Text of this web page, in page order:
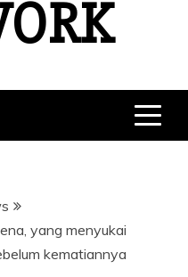
yang menyukai
kematiannya